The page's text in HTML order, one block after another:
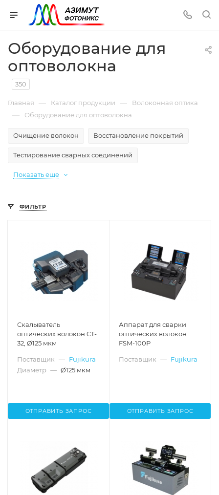
Оборудование для
оптоволокна
350
Главная — Каталог продукции — Волоконная оптика
— Оборудование для оптоволокна
Очищение волокон Восстановление покрытий
Тестирование сварных соединений
Показать еще
ФИЛЬТР
Скалыватель
оптических волокон CT-
32, Ø125 мкм
Поставщик — Fujikura
Диаметр — Ø125 мкм
ОТПРАВИТЬ ЗАПРОС
Аппарат для сварки
оптических волокон
FSM-100P
Поставщик — Fujikura
ОТПРАВИТЬ ЗАПРОС